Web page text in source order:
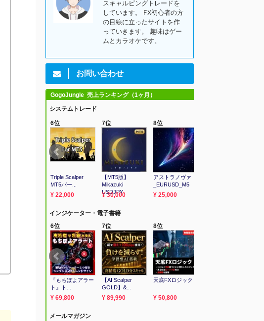
スキャルピングトレードを
しています。 FX初心者の方
の目線に立ったサイトを作
っていきます。 趣味はゲー
ムとカラオケです。
お問い合わせ